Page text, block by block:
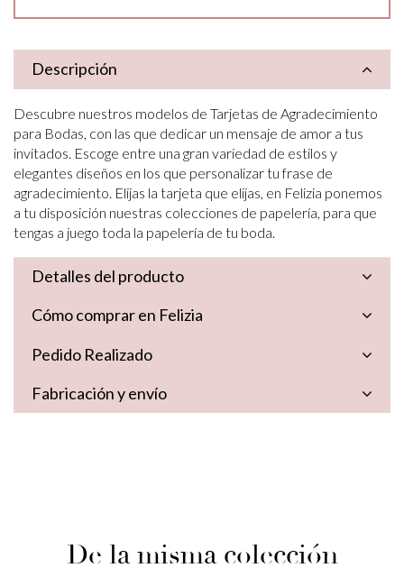
Descripción
Descubre nuestros modelos de Tarjetas de Agradecimiento
para Bodas, con las que dedicar un mensaje de amor a tus
invitados. Escoge entre una gran variedad de estilos y
elegantes diseños en los que personalizar tu frase de
agradecimiento. Elijas la tarjeta que elijas, en Felizia ponemos
a tu disposición nuestras colecciones de papelería, para que
tengas a juego toda la papelería de tu boda.
Detalles del producto
Cómo comprar en Felizia
Pedido Realizado
Fabricación y envío
De la misma colección